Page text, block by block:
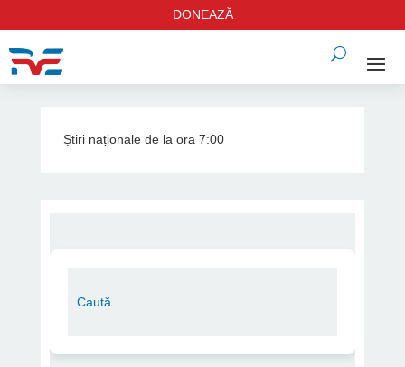
DONEAZĂ
Știri naționale de la ora 7:00